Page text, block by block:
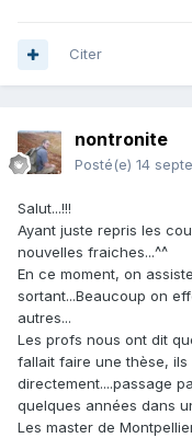
Citer
nontronite
Posté(e) 14
Salut...!!!
Ayant juste repris les
nouvelles fraiches...^^
En ce moment, on
sortant...Beaucoup on
autres...
Les profs nous ont dit
fallait faire une thèse,
directement....passage
quelques années dans
Les master de